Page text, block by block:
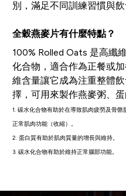
別，滿足不同訓練習慣與飲
全穀燕麥片有什麼特點？
100% Rolled Oats 是高纖
化合物，適合作為正餐或
維含量讓它成為注重整體
擇，可用來製作燕麥粥、蛋
1. 碳水化合物有助於在導致肌肉疲勞及骨
正常肌肉功能（收縮）。
2. 蛋白質有助於肌肉質量的增長與維持。
3. 碳水化合物有助於維持正常腦部功能。